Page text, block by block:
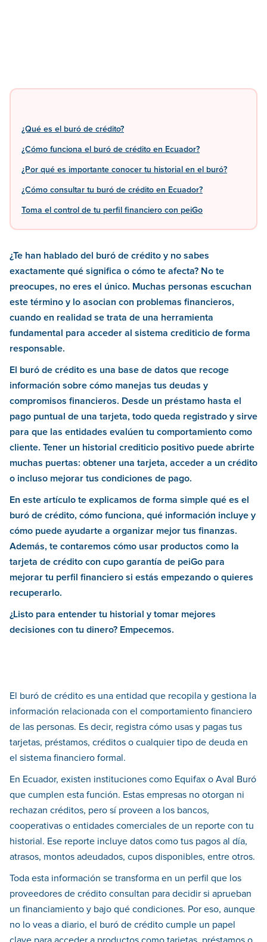
¿Qué es el buró de crédito?
¿Cómo funciona el buró de crédito en Ecuador?
¿Por qué es importante conocer tu historial en el buró?
¿Cómo consultar tu buró de crédito en Ecuador?
Toma el control de tu perfil financiero con peiGo
¿Te han hablado del buró de crédito y no sabes
exactamente qué significa o cómo te afecta? No te
preocupes, no eres el único. Muchas personas escuchan
este término y lo asocian con problemas financieros,
cuando en realidad se trata de una herramienta
fundamental para acceder al sistema crediticio de forma
responsable.
El buró de crédito es una base de datos que recoge
información sobre cómo manejas tus deudas y
compromisos financieros. Desde un préstamo hasta el
pago puntual de una tarjeta, todo queda registrado y sirve
para que las entidades evalúen tu comportamiento como
cliente. Tener un historial crediticio positivo puede abrirte
muchas puertas: obtener una tarjeta, acceder a un crédito
o incluso mejorar tus condiciones de pago.
En este artículo te explicamos de forma simple qué es el
buró de crédito, cómo funciona, qué información incluye y
cómo puede ayudarte a organizar mejor tus finanzas.
Además, te contaremos cómo usar productos como la
tarjeta de crédito con cupo garantía de peiGo para
mejorar tu perfil financiero si estás empezando o quieres
recuperarlo.
¿Listo para entender tu historial y tomar mejores
decisiones con tu dinero? Empecemos.
El buró de crédito es una entidad que recopila y gestiona la
información relacionada con el comportamiento financiero
de las personas. Es decir, registra cómo usas y pagas tus
tarjetas, préstamos, créditos o cualquier tipo de deuda en
el sistema financiero formal.
En Ecuador, existen instituciones como Equifax o Aval Buró
que cumplen esta función. Estas empresas no otorgan ni
rechazan créditos, pero sí proveen a los bancos,
cooperativas o entidades comerciales de un reporte con tu
historial. Ese reporte incluye datos como tus pagos al día,
atrasos, montos adeudados, cupos disponibles, entre otros.
Toda esta información se transforma en un perfil que los
proveedores de crédito consultan para decidir si aprueban
un financiamiento y bajo qué condiciones. Por eso, aunque
no lo veas a diario, el buró de crédito cumple un papel